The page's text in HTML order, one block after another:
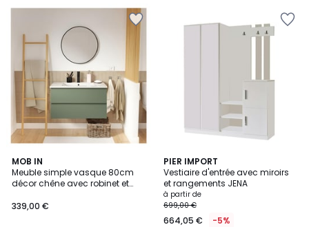
MOB IN
Meuble simple vasque 80cm
décor chêne avec robinet et
339,00 €
5
Couleurs
PIER IMPORT
Vestiaire d'entrée avec miroirs
et rangements JENA
à partir de
699,00 €
664,05 € -5%
2
Couleurs